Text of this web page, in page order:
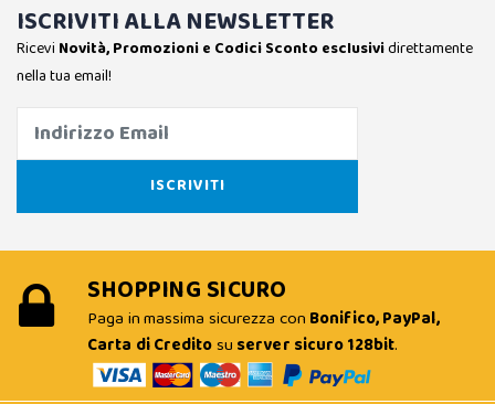
ISCRIVITI ALLA NEWSLETTER
Ricevi Novità, Promozioni e Codici Sconto esclusividirettamente
nella tua email!
SHOPPING SICURO
Paga in massima sicurezza con Bonifico, PayPal,
Carta di Creditosu server sicuro 128bit.